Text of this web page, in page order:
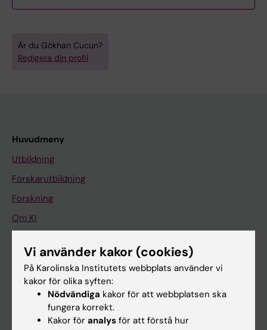
Är du Gökhan Cucun?
Redigera din profil
Huvudmeny
Utbildning
Forskarutbildning
Forskning
Om KI
På gång
Nyheter
Kalender
Vi använder kakor (cookies)
På Karolinska Institutets webbplats använder vi
kakor för olika syften:
Nödvändiga kakor för att webbplatsen ska
fungera korrekt.
Kakor för analys för att förstå hur